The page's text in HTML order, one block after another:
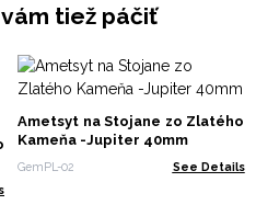
tiež páčiť
Ametsyt na Stojane zo Zlatého
Kameňa -Jupiter 40mm
GemPL-02 See Details